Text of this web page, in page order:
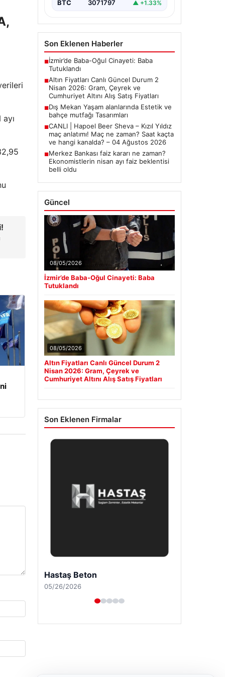
BTC 3071797 ▲ +1.33%
Son Eklenen Haberler
■İzmir’de Baba-Oğul Cinayeti: Baba
Tutuklandı
■Altın Fiyatları Canlı Güncel Durum 2
Nisan 2026: Gram, Çeyrek ve
Cumhuriyet Altını Alış Satış Fiyatları
■Dış Mekan Yaşam alanlarında Estetik ve
bahçe mutfağı Tasarımları
■CANLI | Hapoel Beer Sheva – Kızıl Yıldız
maç anlatımı! Maç ne zaman? Saat kaçta
ve hangi kanalda? – 04 Ağustos 2026
■Merkez Bankası faiz kararı ne zaman?
Ekonomistlerin nisan ayı faiz beklentisi
belli oldu
Güncel
08/05/2026
İzmir’de Baba-Oğul Cinayeti: Baba
Tutuklandı
08/05/2026
Altın Fiyatları Canlı Güncel Durum 2
Nisan 2026: Gram, Çeyrek ve
Cumhuriyet Altını Alış Satış Fiyatları
Son Eklenen Firmalar
Enes Kaplan Avukatlık Bürosu
04/28/2026